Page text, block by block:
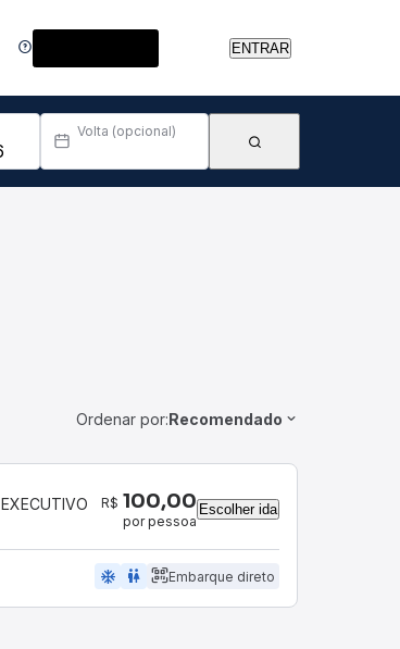
ENTRAR
Volta (opcional)
Ordenar por:Recomendado
EXECUTIVO R$ 100,00
por pessoa
Escolher ida
ac_unit wc Embarque direto